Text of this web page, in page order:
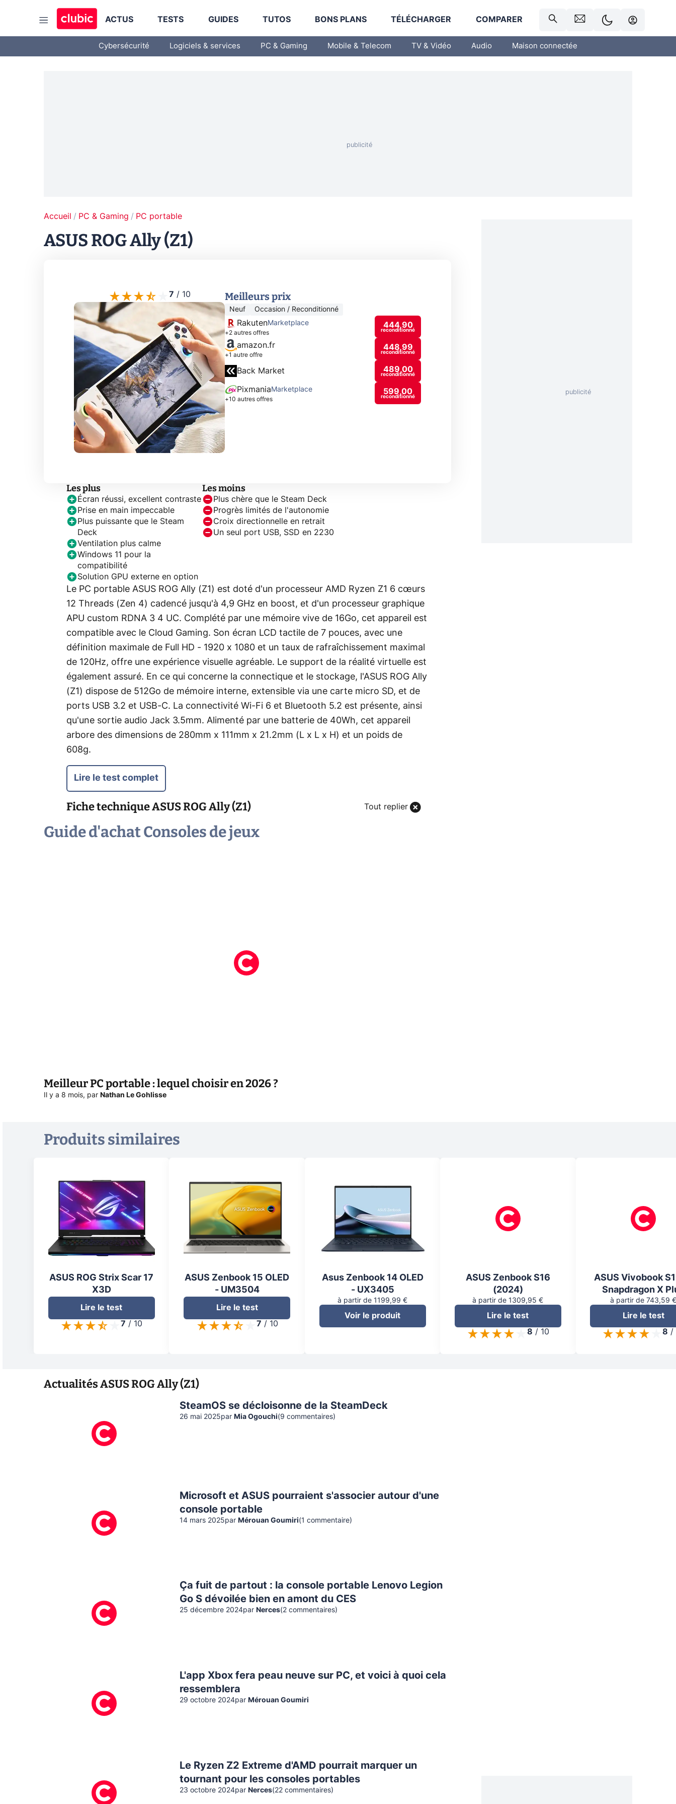
ACTUS TESTS GUIDES TUTOS BONS PLANS TÉLÉCHARGER COMPARER
Cybersécurité Logiciels & services PC & Gaming Mobile & Telecom TV & Vidéo Audio Maison connectée
Accueil PC & Gaming PC portable
ASUS ROG Ally (Z1)
7 / 10 Meilleurs prix
Neuf Occasion / Reconditionné
RakutenMarketplace
+2 autres offres
444,90
reconditionné
amazon.fr
+1 autre offre
448,99
reconditionné
Back Market 489,00
reconditionné
Pixmania Marketplace
+10 autres offres
599,00
reconditionné
Les plus
Écran réussi, excellent contraste
Prise en main impeccable
Plus puissante que le Steam
Deck
Ventilation plus calme
Windows 11 pour la
compatibilité
Solution GPU externe en option
Les moins
Plus chère que le Steam Deck
Progrès limités de l'autonomie
Croix directionnelle en retrait
Un seul port USB, SSD en 2230
Le PC portable ASUS ROG Ally (Z1) est doté d'un processeur AMD Ryzen Z1 6 cœurs
12 Threads (Zen 4) cadencé jusqu'à 4,9 GHz en boost, et d'un processeur graphique
APU custom RDNA 3 4 UC. Complété par une mémoire vive de 16Go, cet appareil est
compatible avec le Cloud Gaming. Son écran LCD tactile de 7 pouces, avec une
définition maximale de Full HD - 1920 x 1080 et un taux de rafraîchissement maximal
de 120Hz, offre une expérience visuelle agréable. Le support de la réalité virtuelle est
également assuré. En ce qui concerne la connectique et le stockage, l'ASUS ROG Ally
(Z1) dispose de 512Go de mémoire interne, extensible via une carte micro SD, et de
ports USB 3.2 et USB-C. La connectivité Wi-Fi 6 et Bluetooth 5.2 est présente, ainsi
qu'une sortie audio Jack 3.5mm. Alimenté par une batterie de 40Wh, cet appareil
arbore des dimensions de 280mm x 111mm x 21.2mm (L x L x H) et un poids de
608g.
Lire le test complet
Fiche techniqueASUS ROG Ally (Z1) Tout replier
Guide d'achat Consoles de jeux
Meilleur PC portable : lequel choisir en 2026 ?
Il y a 8 mois, par Nathan Le Gohlisse
Produits similaires
ASUS ROG Strix Scar 17
X3D
Lire le test
7 / 10
ASUS Zenbook 15 OLED
- UM3504
Lire le test
7 / 10
Asus Zenbook 14 OLED
- UX3405
à partir de 1199,99 €
Voir le produit
ASUS Zenbook S16
(2024)
à partir de 1309,95 €
Lire le test
8 / 10
ASUS Vivobook
Snapdragon X
à partir de 743,59
Lire le test
8 /
ActualitésASUS ROG Ally (Z1)
SteamOS se décloisonne de la SteamDeck
26 mai 2025par Mia Ogouchi(9 commentaires)
Microsoft et ASUS pourraient s'associer autour d'une
console portable
14 mars 2025par Mérouan Goumiri(1 commentaire)
Ça fuit de partout : la console portable Lenovo Legion
Go S dévoilée bien en amont du CES
25 décembre 2024par Nerces(2 commentaires)
L'app Xbox fera peau neuve sur PC, et voici à quoi cela
ressemblera
29 octobre 2024par Mérouan Goumiri
Le Ryzen Z2 Extreme d'AMD pourrait marquer un
tournant pour les consoles portables
23 octobre 2024par Nerces(22 commentaires)